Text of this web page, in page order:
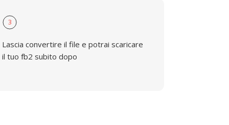
3
Lascia convertire il file e potrai scaricare
il tuo fb2 subito dopo